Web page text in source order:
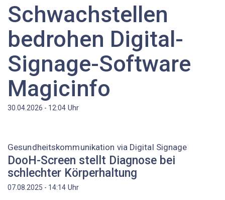
Schwachstellen
bedrohen Digital-
Signage-Software
Magicinfo
30.04.2026 - 12:04 Uhr
Gesundheitskommunikation via Digital Signage
DooH-Screen stellt Diagnose bei
schlechter Körperhaltung
07.08.2025 - 14:14 Uhr